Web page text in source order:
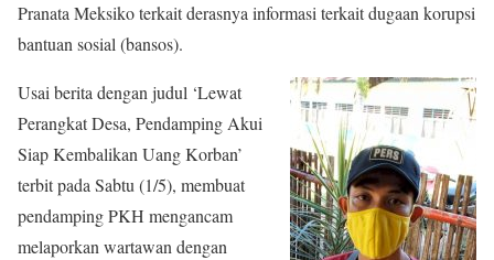
Pranata Meksiko terkait derasnya informasi terkait dugaan korupsi
bantuan sosial (bansos).
Usai berita dengan judul ‘Lewat
Perangkat Desa, Pendamping Akui
Siap Kembalikan Uang Korban’
terbit pada Sabtu (1/5), membuat
pendamping PKH mengancam
melaporkan wartawan dengan